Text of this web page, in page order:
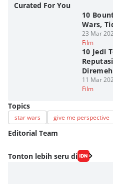
Curated For You
10
Wars,
23 Mar
Film
10 Jedi
11 Mar
Film
Topics
star wars give me perspective
Editorial Team
Editor
Fahrul Razi Uni Nurullah
Tonton lebih seru di